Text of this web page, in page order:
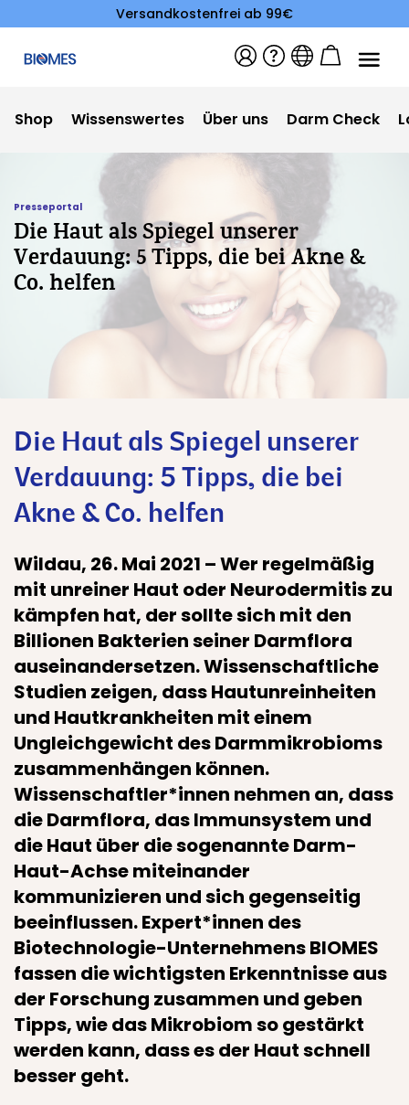
Versandkostenfrei ab 99€
Shop Wissenswertes Über uns Darm Check
Presseportal
Die Haut als Spiegel unserer
Verdauung: 5 Tipps, die bei Akne &
Co. helfen
Die Haut als Spiegel unserer
Verdauung: 5 Tipps, die bei
Akne & Co. helfen
Wildau, 26. Mai 2021 – Wer regelmäßig
mit unreiner Haut oder Neurodermitis zu
kämpfen hat, der sollte sich mit den
Billionen Bakterien seiner Darmflora
auseinandersetzen. Wissenschaftliche
Studien zeigen, dass Hautunreinheiten
und Hautkrankheiten mit einem
Ungleichgewicht des Darmmikrobioms
zusammenhängen können.
Wissenschaftler*innen nehmen an, dass
die Darmflora, das Immunsystem und
die Haut über die sogenannte Darm-
Haut-Achse miteinander
kommunizieren und sich gegenseitig
beeinflussen. Expert*innen des
Biotechnologie-Unternehmens BIOMES
fassen die wichtigsten Erkenntnisse aus
der Forschung zusammen und geben
Tipps, wie das Mikrobiom so gestärkt
werden kann, dass es der Haut schnell
besser geht.